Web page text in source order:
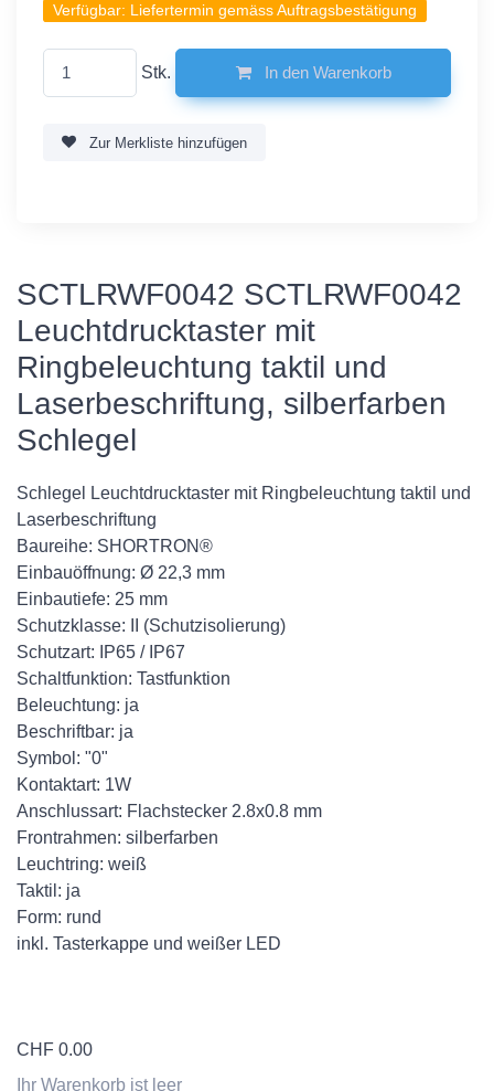
Verfügbar: Liefertermin gemäss Auftragsbestätigung
Stk. In den Warenkorb
Zur Merkliste hinzufügen
SCTLRWF0042 SCTLRWF0042
Leuchtdrucktaster mit
Ringbeleuchtung taktil und
Laserbeschriftung, silberfarben
Schlegel
Schlegel Leuchtdrucktaster mit Ringbeleuchtung taktil und
Laserbeschriftung
Baureihe: SHORTRON®
Einbauöffnung: Ø 22,3 mm
Einbautiefe: 25 mm
Schutzklasse: II (Schutzisolierung)
Schutzart: IP65 / IP67
Schaltfunktion: Tastfunktion
Beleuchtung: ja
Beschriftbar: ja
Symbol: "0"
Kontaktart: 1W
Anschlussart: Flachstecker 2.8x0.8 mm
Frontrahmen: silberfarben
Leuchtring: weiß
Taktil: ja
Form: rund
inkl. Tasterkappe und weißer LED
CHF 0.00
Ihr Warenkorb ist leer